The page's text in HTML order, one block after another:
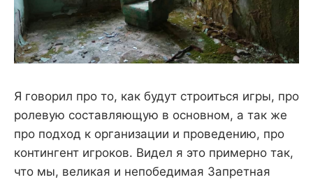
Я говорил про то, как будут строиться игры, про
ролевую составляющую в основном, а так же
про подход к организации и проведению, про
контингент игроков. Видел я это примерно так,
что мы, великая и непобедимая Запретная